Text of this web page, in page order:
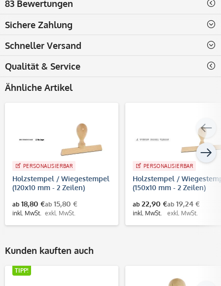
83 Bewertungen
Sichere Zahlung
Schneller Versand
Qualität & Service
Ähnliche Artikel
PERSONALISIERBAR
Holzstempel / Wiegestempel
(120x10 mm - 2 Zeilen)
ab 18,80 €
inkl. MwSt.
ab 15,80 €
exkl. MwSt.
PERSONALISIERBAR
Holzstempel /
(150x10 mm - 2 Zeilen)
ab 22,90 €
inkl. MwSt.
ab 19,24 €
exkl. MwSt.
Kunden kauften auch
TIPP!